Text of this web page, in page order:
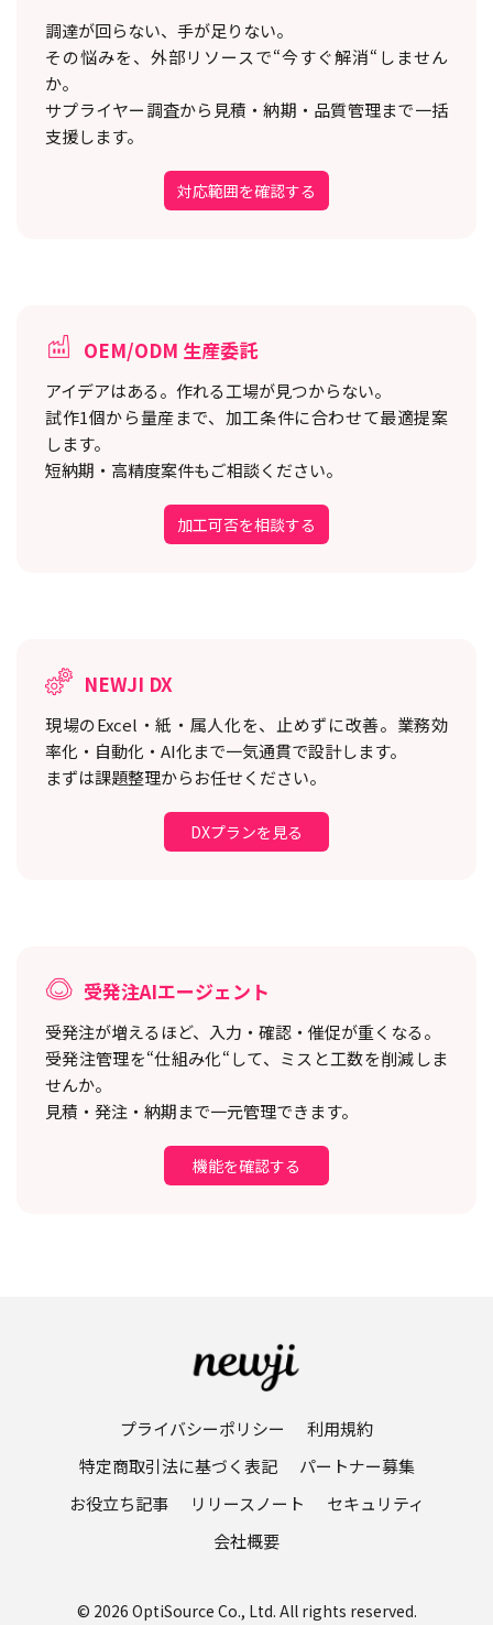
調達が回らない、手が足りない。
その悩みを、外部リソースで“今すぐ解消“しません
か。
サプライヤー調査から見積・納期・品質管理まで一括
支援します。
対応範囲を確認する
OEM/ODM 生産委託
アイデアはある。作れる工場が見つからない。
試作1個から量産まで、加工条件に合わせて最適提案
します。
短納期・高精度案件もご相談ください。
加工可否を相談する
NEWJI DX
現場のExcel・紙・属人化を、止めずに改善。 業務効
率化・自動化・AI化まで一気通貫で設計します。
まずは課題整理からお任せください。
DXプランを見る
受発注AIエージェント
受発注が増えるほど、入力・確認・催促が重くなる。
受発注管理を“仕組み化“して、ミスと工数を削減しま
せんか。
見積・発注・納期まで一元管理できます。
機能を確認する
プライバシーポリシー
利用規約
特定商取引法に基づく表記
パートナー募集
お役立ち記事
リリースノート
セキュリティ
会社概要
© 2026 OptiSource Co., Ltd. All rights reserved.